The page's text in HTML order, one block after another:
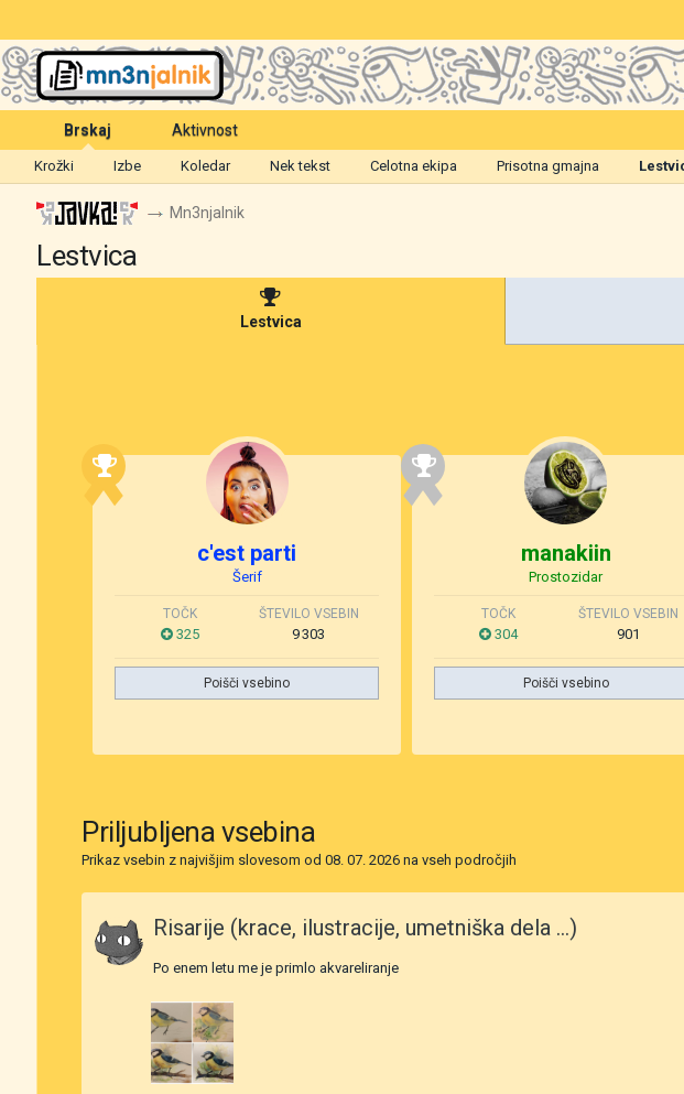
Brskaj
Krožki Izbe Koledar Nek tekst Celotna ekipa Prisotna gmajna
Aktivnost
Mn3njalnik
Lestvica
Lestvica
c'est parti
Šerif
TOČK
325
ŠTEVILO VSEBIN
9 303
Poišči vsebino
manakiin
Prostozidar
TOČK
304
ŠTEVILO VSEBIN
901
Poišči vsebino
Priljubljena vsebina
Prikaz vsebin z najvišjim slovesom od 08. 07. 2026 na vseh področjih
Risarije (krace, ilustracije, umetniška dela ...)
Po enem letu me je primlo akvareliranje